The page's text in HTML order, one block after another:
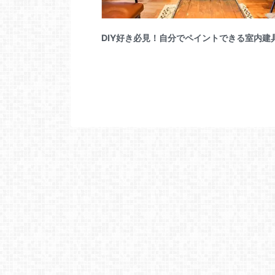
DIY好き必見！自分でペイントできる室内建